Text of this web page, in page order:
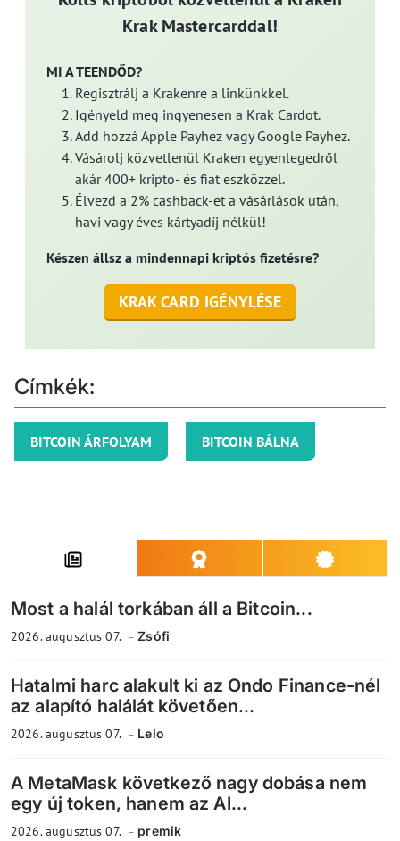
Krak Mastercarddal!
MI A TEENDŐD?
Regisztrálj a Krakenre a linkünkkel.
Igényeld meg ingyenesen a Krak Cardot.
Add hozzá Apple Payhez vagy Google Payhez.
Vásárolj közvetlenül Kraken egyenlegedről
akár 400+ kripto- és fiat eszközzel.
Élvezd a 2% cashback-et a vásárlások után,
havi vagy éves kártyadíj nélkül!
Készen állsz a mindennapi kriptós fizetésre?
KRAK CARD IGÉNYLÉSE
Címkék:
BITCOIN ÁRFOLYAM BITCOIN BÁLNA
Most a halál torkában áll a Bitcoin...
2026. augusztus 07. Zsófi
Hatalmi harc alakult ki az Ondo Finance-nél
az alapító halálát követően...
2026. augusztus 07. Lelo
A MetaMask következő nagy dobása nem
egy új token, hanem az AI...
2026. augusztus 07. premik